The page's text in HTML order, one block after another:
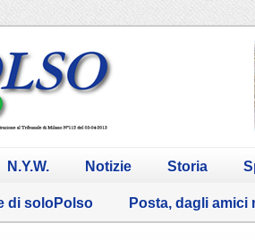
N.Y.W. Notizie Storia
di soloPolso Posta, dagli amici